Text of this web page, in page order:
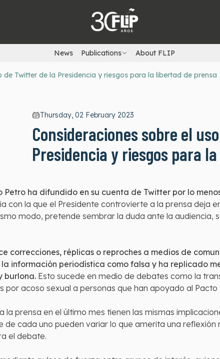
News Publications About FLIP
de Twitter de la Presidencia y riesgos para la libertad de prensa
Thursday, 02 February 2023
Consideraciones sobre el
Presidencia y riesgos para
Petro ha difundido en su cuenta de Twitter por lo
con la que el Presidente controvierte a la prensa deja
modo, pretende sembrar la duda ante la audiencia,
correcciones, réplicas o reproches a medios de
información periodística como falsa y ha replicado
burlona. Esto sucede en medio de debates como la
por acoso sexual a personas que han apoyado al Pacto
la prensa en el último mes tienen las mismas
cada uno pueden variar lo que amerita una reflexión
el debate.